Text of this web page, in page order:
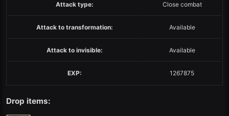
Attack type: Close combat
Attack to transformation: Available
Attack to invisible: Available
EXP: 1267875
Drop items: